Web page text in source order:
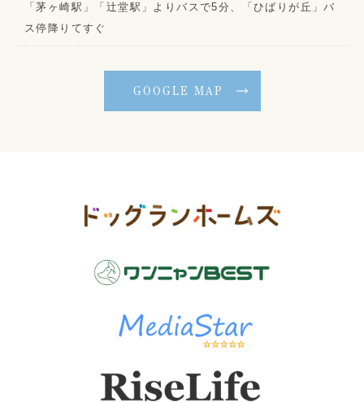
「茅ヶ崎駅」「辻堂駅」よりバスで5分、「ひばりが丘」バ
ス停降りてすぐ
GOOGLE MAP